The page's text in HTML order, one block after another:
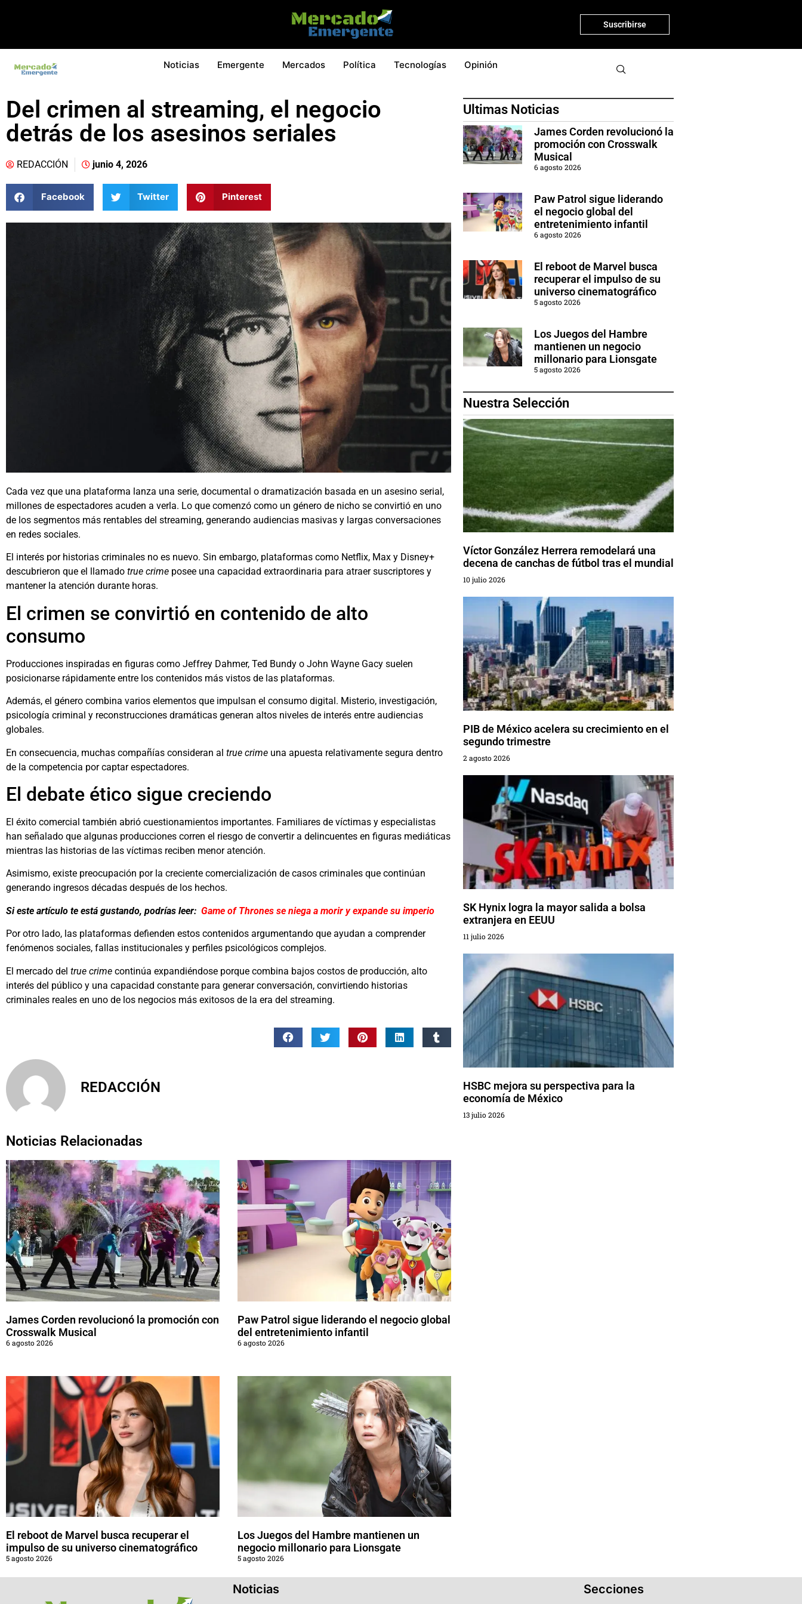
Suscribirse
Noticias Emergente Mercados Política Tecnologías Opinión
Del crimen al streaming, el negocio
detrás de los asesinos seriales
REDACCIÓN junio 4, 2026
Facebook Twitter Pinterest
Cada vez que una plataforma lanza una serie, documental o dramatización basada en un asesino serial,
millones de espectadores acuden a verla. Lo que comenzó como un género de nicho se convirtió en uno
de los segmentos más rentables del streaming, generando audiencias masivas y largas conversaciones
en redes sociales.
El interés por historias criminales no es nuevo. Sin embargo, plataformas como Netflix, Max y Disney+
descubrieron que el llamado true crime posee una capacidad extraordinaria para atraer suscriptores y
mantener la atención durante horas.
El crimen se convirtió en contenido de alto
consumo
Producciones inspiradas en figuras como Jeffrey Dahmer, Ted Bundy o John Wayne Gacy suelen
posicionarse rápidamente entre los contenidos más vistos de las plataformas.
Además, el género combina varios elementos que impulsan el consumo digital. Misterio, investigación,
psicología criminal y reconstrucciones dramáticas generan altos niveles de interés entre audiencias
globales.
En consecuencia, muchas compañías consideran al true crime una apuesta relativamente segura dentro
de la competencia por captar espectadores.
El debate ético sigue creciendo
El éxito comercial también abrió cuestionamientos importantes. Familiares de víctimas y especialistas
han señalado que algunas producciones corren el riesgo de convertir a delincuentes en figuras mediáticas
mientras las historias de las víctimas reciben menor atención.
Asimismo, existe preocupación por la creciente comercialización de casos criminales que continúan
generando ingresos décadas después de los hechos.
Si este artículo te está gustando, podrías leer: Game of Thrones se niega a morir y expande su imperio
Por otro lado, las plataformas defienden estos contenidos argumentando que ayudan a comprender
fenómenos sociales, fallas institucionales y perfiles psicológicos complejos.
El mercado del true crime continúa expandiéndose porque combina bajos costos de producción, alto
interés del público y una capacidad constante para generar conversación, convirtiendo historias
criminales reales en uno de los negocios más exitosos de la era del streaming.
REDACCIÓN
Noticias Relacionadas
James Corden revolucionó la promoción con
Crosswalk Musical
6 agosto 2026
Paw Patrol sigue liderando el negocio global
del entretenimiento infantil
6 agosto 2026
El reboot de Marvel busca recuperar el
impulso de su universo cinematográfico
5 agosto 2026
Los Juegos del Hambre mantienen un
negocio millonario para Lionsgate
5 agosto 2026
Ultimas Noticias
James Corden revolucionó la
promoción con Crosswalk
Musical
6 agosto 2026
Paw Patrol sigue liderando
el negocio global del
entretenimiento infantil
6 agosto 2026
El reboot de Marvel busca
recuperar el impulso de su
universo cinematográfico
5 agosto 2026
Los Juegos del Hambre
mantienen un negocio
millonario para Lionsgate
5 agosto 2026
Nuestra Selección
Víctor González Herrera remodelará una
decena de canchas de fútbol tras el mundial
10 julio 2026
PIB de México acelera su crecimiento en el
segundo trimestre
2 agosto 2026
SK Hynix logra la mayor salida a bolsa
extranjera en EEUU
11 julio 2026
HSBC mejora su perspectiva para la
economía de México
13 julio 2026
Noticias Secciones